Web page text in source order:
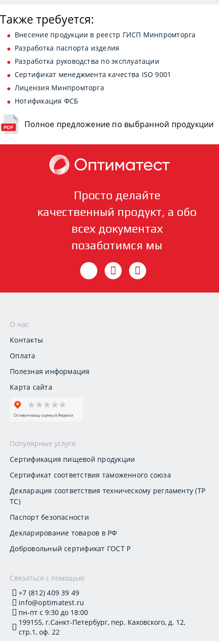
Также требуется:
Внесение продукции в реестр ГИСП Минпромторга
Разработка паспорта изделия
Разработка руководства по эксплуатации
Сертификат менеджмента качества ISO 9001
Лицензия Минпромторга
Нотификация ФСБ
Полное предложение по выбранной продукции
Просто делайте
качественный продукт, а обо
всех документах
позаботимся мы
О нас
Контакты
Оплата
Полезная информация
Карта сайта
Популярные услуги
Сертификация пищевой продукции
Сертификат соответствия таможенного союза
Декларация соответствия техническому регламенту (ТР
ТС)
Паспорт безопасности
Декларирование товаров в РФ
Добровольный сертификат ГОСТ Р
Связаться с помощью
+7 (812) 409 39 49
info@optimatest.ru
пн-пт с 9:30 до 18:00
199155, г.Санкт-Петербург, пер. Каховского, д. 12,
стр.1, оф. 22